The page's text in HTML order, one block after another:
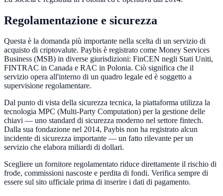
Regolamentazione e sicurezza
Questa è la domanda più importante nella scelta di un servizio di
acquisto di criptovalute. Paybis è registrato come Money Services
Business (MSB) in diverse giurisdizioni: FinCEN negli Stati Uniti,
FINTRAC in Canada e RAC in Polonia. Ciò significa che il
servizio opera all'interno di un quadro legale ed è soggetto a
supervisione regolamentare.
Dal punto di vista della sicurezza tecnica, la piattaforma utilizza la
tecnologia MPC (Multi-Party Computation) per la gestione delle
chiavi — uno standard di sicurezza moderno nel settore fintech.
Dalla sua fondazione nel 2014, Paybis non ha registrato alcun
incidente di sicurezza importante — un fatto rilevante per un
servizio che elabora miliardi di dollari.
Scegliere un fornitore regolamentato riduce direttamente il rischio di
frode, commissioni nascoste e perdita di fondi. Verifica sempre di
essere sul sito ufficiale prima di inserire i dati di pagamento.